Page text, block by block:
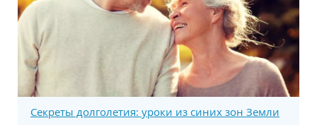
Секреты долголетия: уроки из синих зон Земли